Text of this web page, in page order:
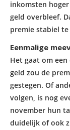
inkomsten
geld overbleef.
premie stabiel
Eenmalige
Het gaat om
geld zou de
gestegen. Of
volgen, is nog
november hun
duidelijk of ook